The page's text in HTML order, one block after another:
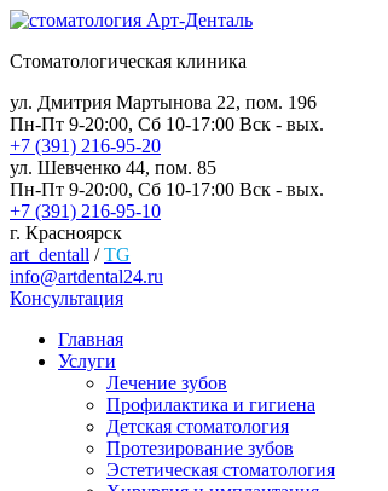
Стоматологическая клиника
ул. Дмитрия Мартынова 22, пом. 196
Пн-Пт 9-20:00, Сб 10-17:00 Вск - вых.
+7 (391) 216-95-20
ул. Шевченко 44, пом. 85
Пн-Пт 9-20:00, Сб 10-17:00 Вск - вых.
+7 (391) 216-95-10
г. Красноярск
art_dentall /TG
info@artdental24.ru
Консультация
Главная
Услуги
Лечение зубов
Профилактика и гигиена
Детская стоматология
Протезирование зубов
Эстетическая стоматология